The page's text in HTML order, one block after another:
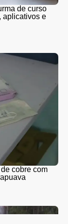
de curso
aplicativos e
cobre com